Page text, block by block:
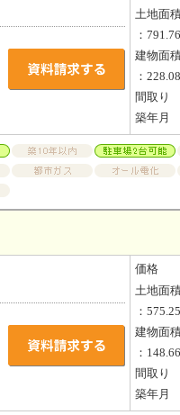
土地面
：
建物面
：
間取り
築年月
価格
土地面
：
建物面
：
間取り
築年月